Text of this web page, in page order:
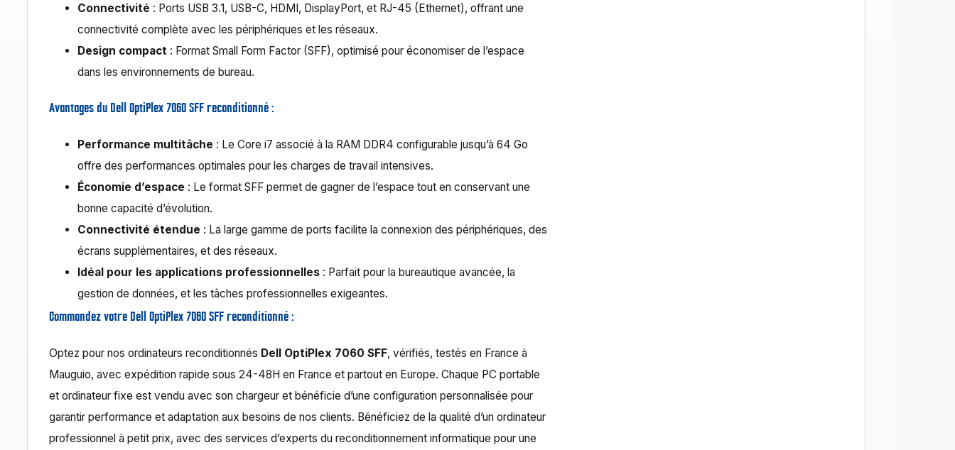
Connectivité : Ports USB 3.1, USB-C, HDMI, DisplayPort, et RJ-45 (Ethernet), offrant une
connectivité complète avec les périphériques et les réseaux.
Design compact : Format Small Form Factor (SFF), optimisé pour économiser de l’espace
dans les environnements de bureau.
Avantages du Dell OptiPlex 7060 SFF reconditionné :
Performance multitâche : Le Core i7 associé à la RAM DDR4 configurable jusqu’à 64 Go
offre des performances optimales pour les charges de travail intensives.
Économie d’espace : Le format SFF permet de gagner de l’espace tout en conservant une
bonne capacité d’évolution.
Connectivité étendue : La large gamme de ports facilite la connexion des périphériques, des
écrans supplémentaires, et des réseaux.
Idéal pour les applications professionnelles : Parfait pour la bureautique avancée, la
gestion de données, et les tâches professionnelles exigeantes.
Commandez votre Dell OptiPlex 7060 SFF reconditionné :
Optez pour nos ordinateurs reconditionnés Dell OptiPlex 7060 SFF, vérifiés, testés en France à
Mauguio, avec expédition rapide sous 24-48H en France et partout en Europe. Chaque PC portable
et ordinateur fixe est vendu avec son chargeur et bénéficie d’une configuration personnalisée pour
garantir performance et adaptation aux besoins de nos clients. Bénéficiez de la qualité d’un ordinateur
professionnel à petit prix, avec des services d’experts du reconditionnement informatique pour une